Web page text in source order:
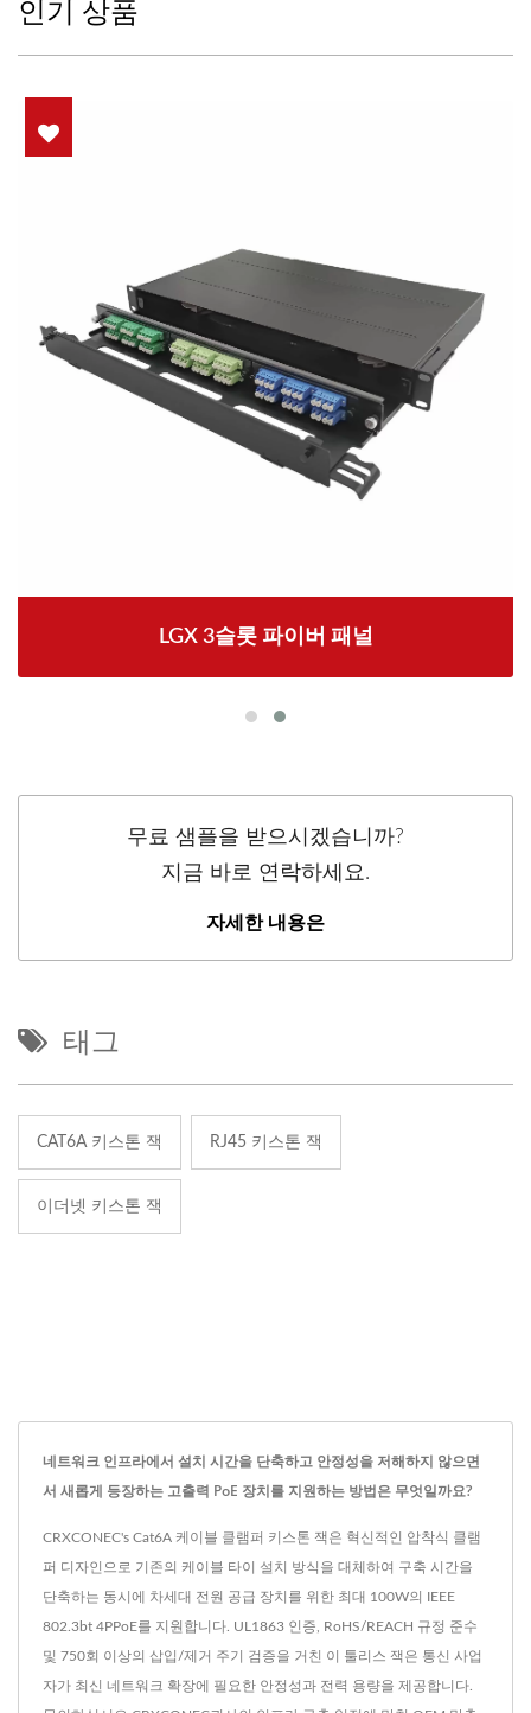
인기 상품
LGX 3슬롯 파이버 패널
무료 샘플을 받으시겠습니까?
지금 바로 연락하세요.
자세한 내용은
태그
CAT6A 키스톤 잭 RJ45 키스톤 잭
이더넷 키스톤 잭
네트워크 인프라에서 설치 시간을 단축하고 안정성을 저해하지 않으면
서 새롭게 등장하는 고출력 PoE 장치를 지원하는 방법은 무엇일까요?
CRXCONEC's Cat6A 케이블 클램퍼 키스톤 잭은 혁신적인 압착식 클램
퍼 디자인으로 기존의 케이블 타이 설치 방식을 대체하여 구축 시간을
단축하는 동시에 차세대 전원 공급 장치를 위한 최대 100W의 IEEE
802.3bt 4PPoE를 지원합니다. UL1863 인증, RoHS/REACH 규정 준수
및 750회 이상의 삽입/제거 주기 검증을 거친 이 툴리스 잭은 통신 사업
자가 최신 네트워크 확장에 필요한 안정성과 전력 용량을 제공합니다.